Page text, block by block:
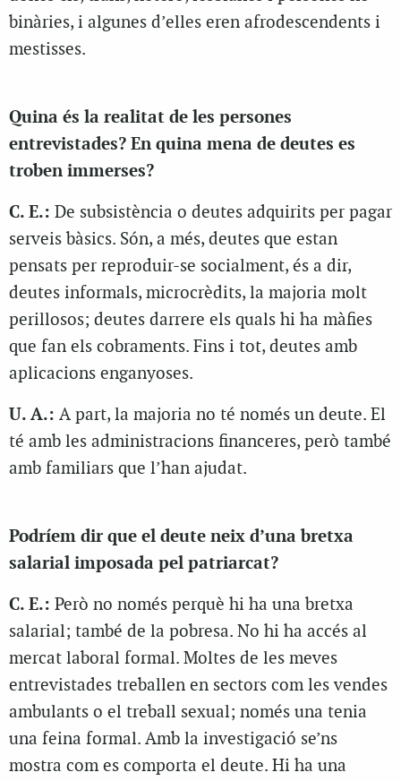
binàries, i algunes d’elles eren afrodescendents i
mestisses.
Quina és la realitat de les persones
entrevistades? En quina mena de deutes es
troben immerses?
C. E.: De subsistència o deutes adquirits per pagar
serveis bàsics. Són, a més, deutes que estan
pensats per reproduir-se socialment, és a dir,
deutes informals, microcrèdits, la majoria molt
perillosos; deutes darrere els quals hi ha màfies
que fan els cobraments. Fins i tot, deutes amb
aplicacions enganyoses.
U. A.: A part, la majoria no té només un deute. El
té amb les administracions financeres, però també
amb familiars que l’han ajudat.
Podríem dir que el deute neix d’una bretxa
salarial imposada pel patriarcat?
C. E.: Però no només perquè hi ha una bretxa
salarial; també de la pobresa. No hi ha accés al
mercat laboral formal. Moltes de les meves
entrevistades treballen en sectors com les vendes
ambulants o el treball sexual; només una tenia
una feina formal. Amb la investigació se’ns
mostra com es comporta el deute. Hi ha una